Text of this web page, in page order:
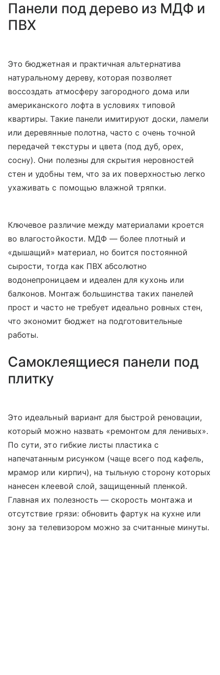
Панели под дерево из МДФ и
ПВХ
Это бюджетная и практичная альтернатива
натуральному дереву, которая позволяет
воссоздать атмосферу загородного дома или
американского лофта в условиях типовой
квартиры. Такие панели имитируют доски, ламели
или деревянные полотна, часто с очень точной
передачей текстуры и цвета (под дуб, орех,
сосну). Они полезны для скрытия неровностей
стен и удобны тем, что за их поверхностью легко
ухаживать с помощью влажной тряпки.
Ключевое различие между материалами кроется
во влагостойкости. МДФ — более плотный и
«дышащий» материал, но боится постоянной
сырости, тогда как ПВХ абсолютно
водонепроницаем и идеален для кухонь или
балконов. Монтаж большинства таких панелей
прост и часто не требует идеально ровных стен,
что экономит бюджет на подготовительные
работы.
Самоклеящиеся панели под
плитку
Это идеальный вариант для быстрой реновации,
который можно назвать «ремонтом для ленивых».
По сути, это гибкие листы пластика с
напечатанным рисунком (чаще всего под кафель,
мрамор или кирпич), на тыльную сторону которых
нанесен клеевой слой, защищенный пленкой.
Главная их полезность — скорость монтажа и
отсутствие грязи: обновить фартук на кухне или
зону за телевизором можно за считанные минуты.